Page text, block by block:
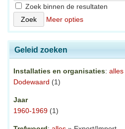
Zoek binnen de resultaten
Meer opties
Geleid zoeken
Installaties en organisaties: alles
Dodewaard (1)
Jaar
1960-1969 (1)